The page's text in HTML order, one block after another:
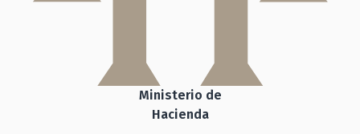
Ministerio de
Hacienda